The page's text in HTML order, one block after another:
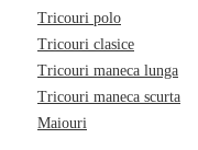
Tricouri polo
Tricouri clasice
Tricouri maneca lunga
Tricouri maneca scurta
Maiouri